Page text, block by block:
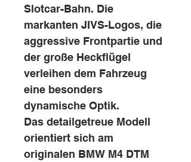
Slotcar-Bahn. Die
markanten JIVS-Logos, die
aggressive Frontpartie und
der große Heckflügel
verleihen dem Fahrzeug
eine besonders
dynamische Optik.
Das detailgetreue Modell
orientiert sich am
originalen BMW M4 DTM